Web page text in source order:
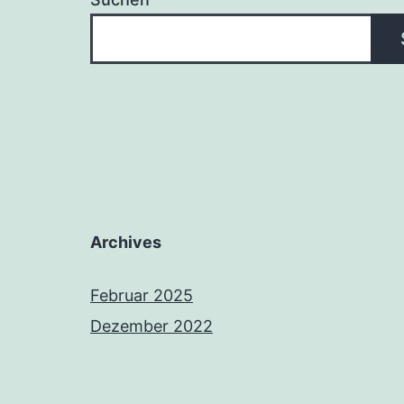
Archives
Februar 2025
Dezember 2022